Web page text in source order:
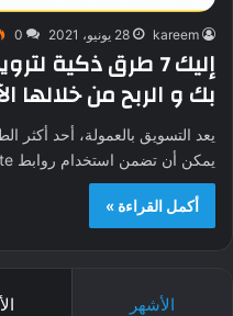
kareem 28 يونيو، 2021 0
إليك 7 طرق ذكية
بك و الربح من خلالها
يعد التسويق بالعمولة، أحد أكثر
يمكن أن تضمن استخدام روابط Affiliate الخاصة لك، في…
أكمل القراءة »
الأشهر